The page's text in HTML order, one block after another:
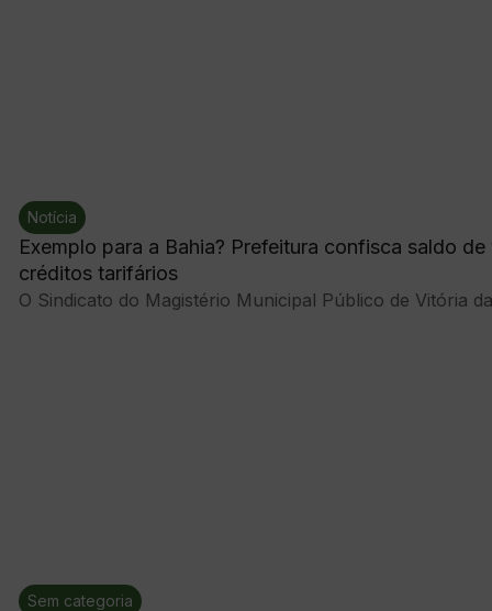
Notícia
Exemplo para a Bahia? Prefeitura confisca saldo
créditos tarifários
O Sindicato do Magistério Municipal Público de Vitória
Sem categoria